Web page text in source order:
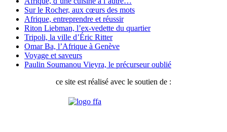
Sur le Rocher, aux cœurs des mots
Afrique, entreprendre et réussir
Riton Liebman, l’ex-vedette du quartier
Tripoli, la ville d’Éric Ritter
Omar Ba, l’Afrique à Genève
Voyage et saveurs
Paulin Soumanou Vieyra, le précurseur oublié
ce site est réalisé avec le soutien de :